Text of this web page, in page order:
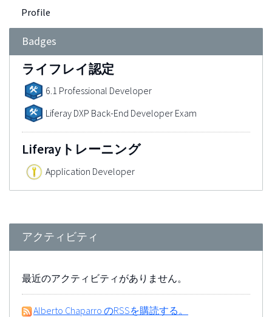
Profile
Badges
ライフレイ認定
6.1 Professional Developer
Liferay DXP Back-End Developer Exam
Liferayトレーニング
Application Developer
アクティビティ
最近のアクティビティがありません。
Alberto Chaparro のRSSを購読する。